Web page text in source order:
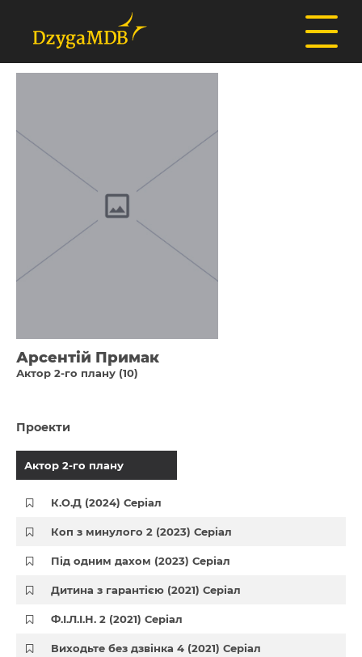
Арсентій Примак
Актор 2-го плану (10)
Проекти
Актор 2-го плану
К.О.Д (2024) Серіал
Коп з минулого 2 (2023) Серіал
Під одним дахом (2023) Серіал
Дитина з гарантією (2021) Серіал
Ф.І.Л.І.Н. 2 (2021) Серіал
Виходьте без дзвінка 4 (2021) Серіал